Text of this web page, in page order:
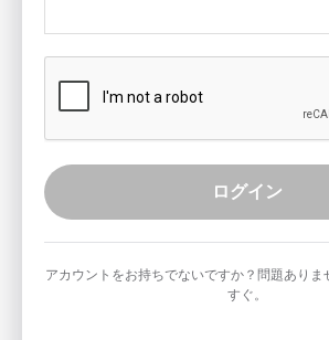
ログイン
アカウントをお持ちでないですか？問題ありま
すぐ。